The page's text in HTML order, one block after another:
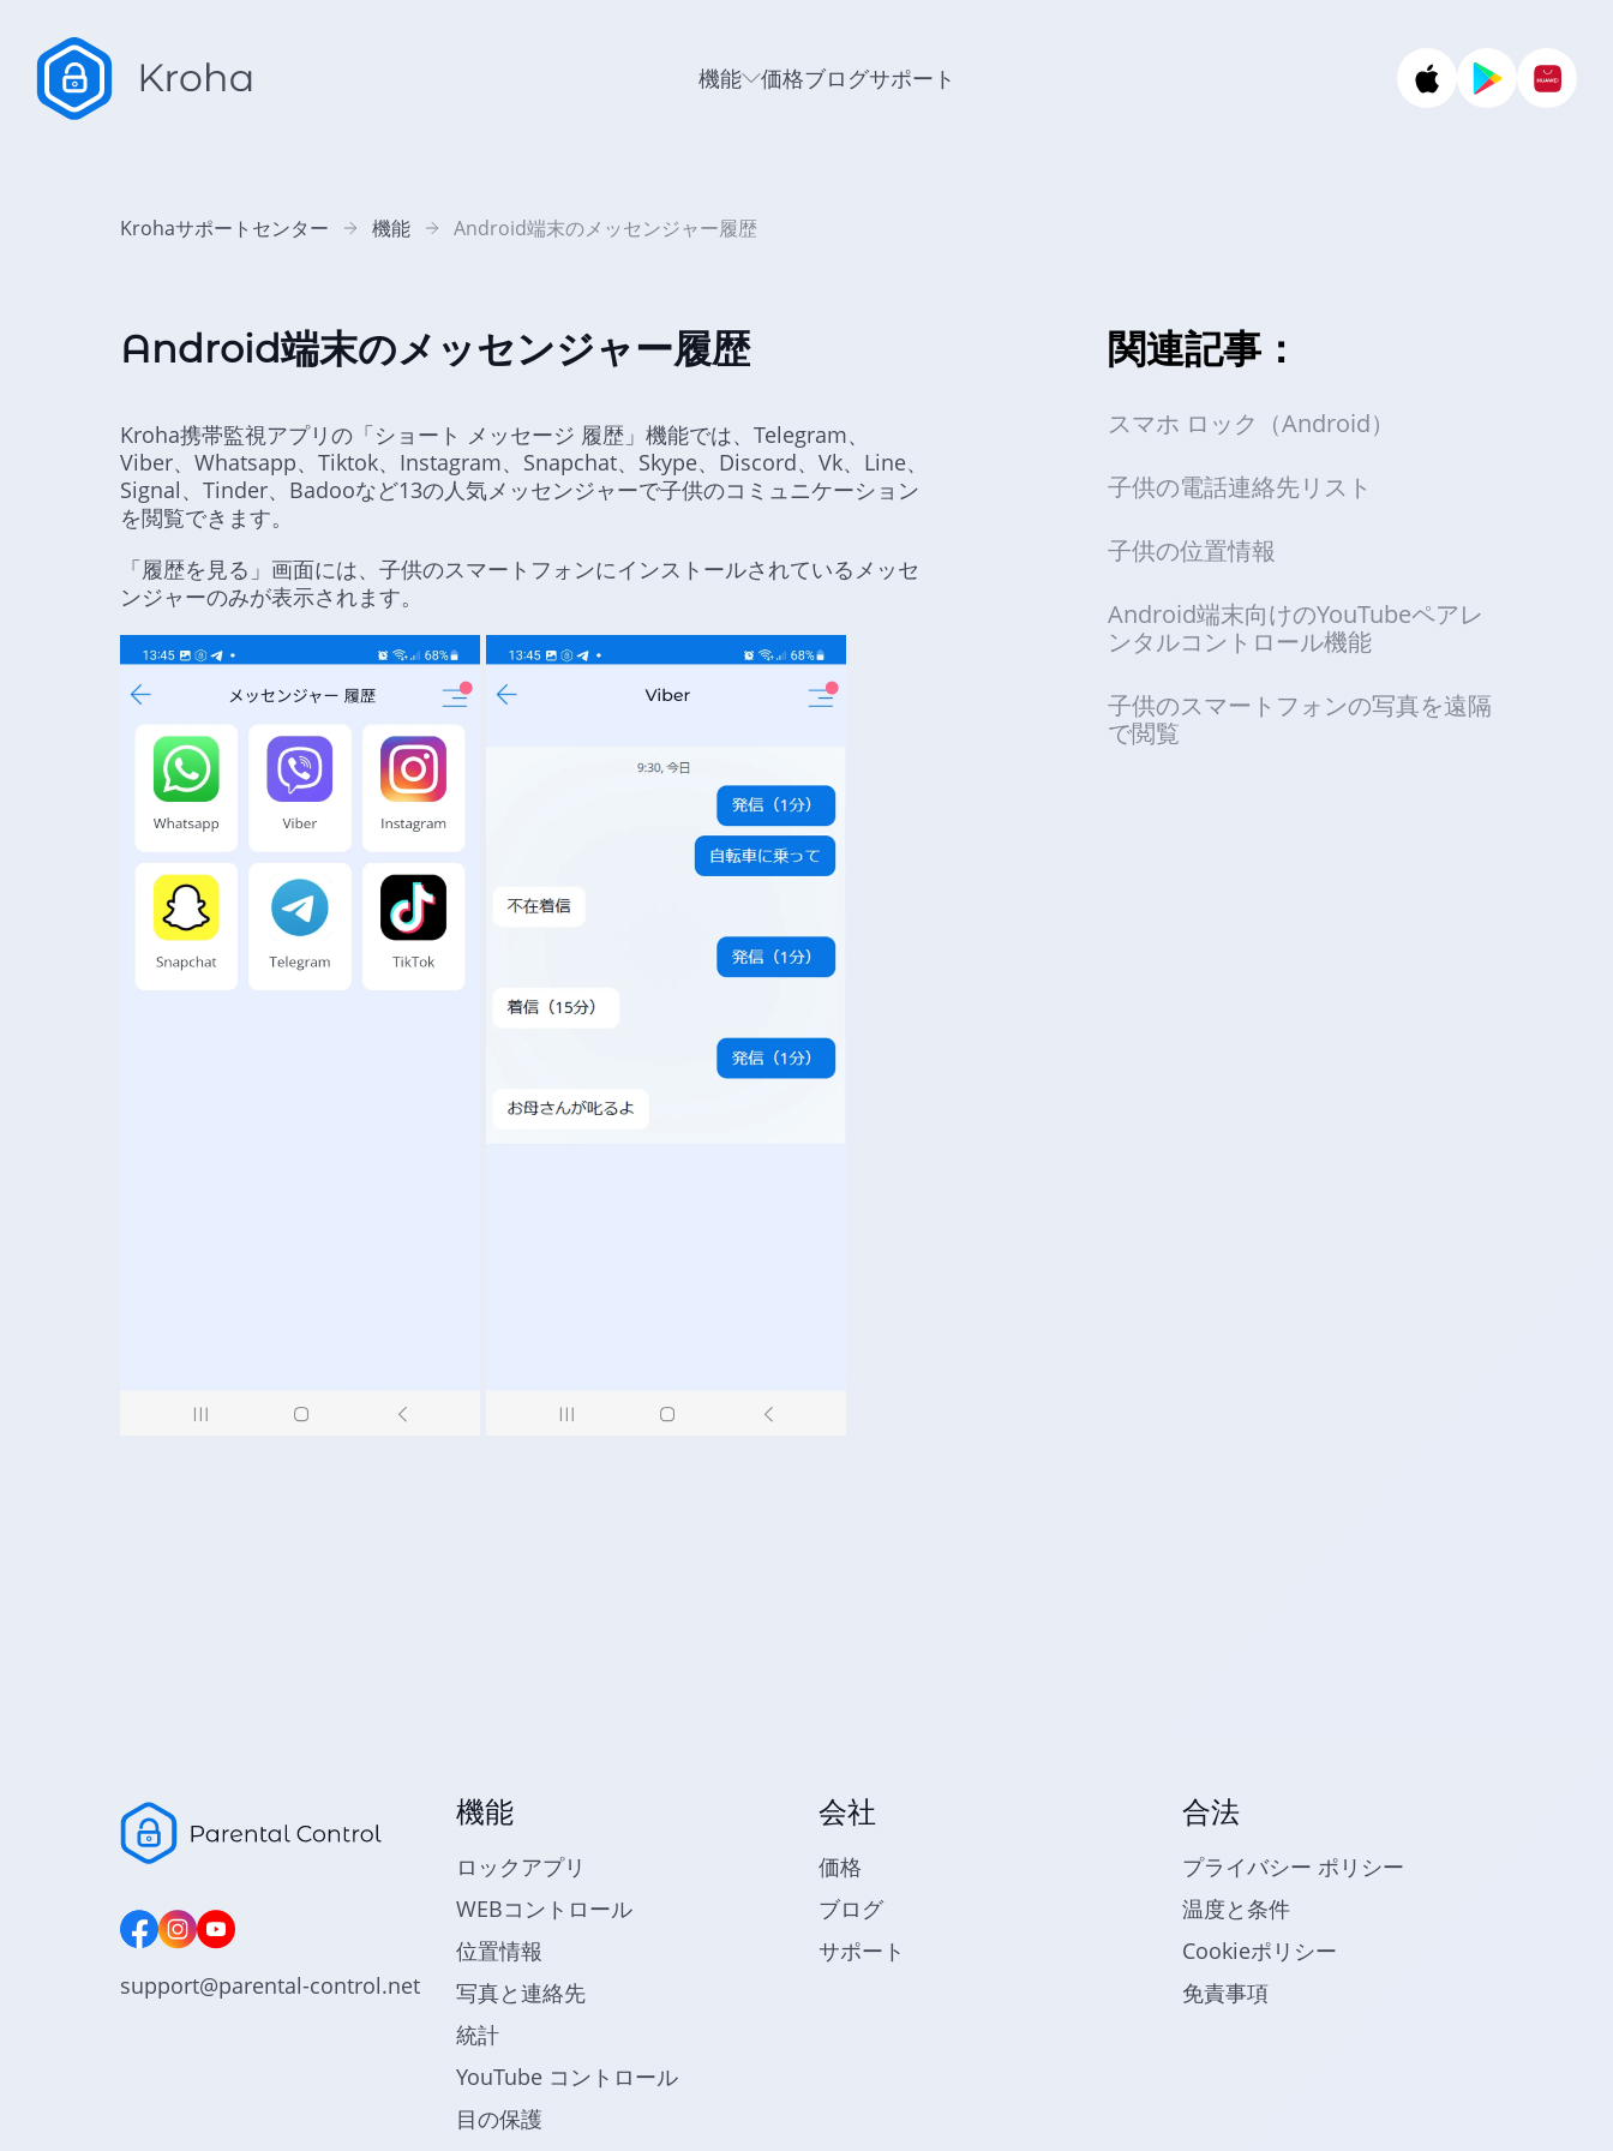
機能 価格ブログサポート
Krohaサポートセンター 機能 Android端末のメッセンジャー履歴
Android端末のメッセンジャー履歴
Kroha携帯監視アプリの「ショート メッセージ 履歴」機能では、Telegram、
Viber、Whatsapp、Tiktok、Instagram、Snapchat、Skype、Discord、Vk、Line、
Signal、Tinder、Badooなど13の人気メッセンジャーで子供のコミュニケーション
を閲覧できます。
「履歴を見る」画面には、子供のスマートフォンにインストールされているメッセ
ンジャーのみが表示されます。
関連記事：
スマホ ロック（Android）
子供の電話連絡先リスト
子供の位置情報
Android端末向けのYouTubeペアレ
ンタルコントロール機能
子供のスマートフォンの写真を遠隔
で閲覧
support@parental-control.net
機能
ロックアプリ
WEBコントロール
位置情報
写真と連絡先
統計
YouTube コントロール
目の保護
会社
価格
ブログ
サポート
合法
プライバシー ポリシー
温度と条件
Cookieポリシー
免責事項